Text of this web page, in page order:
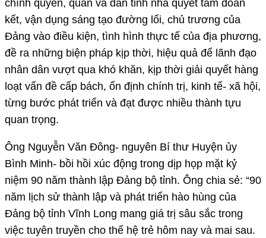
chính quyền, quân và dân tỉnh nhà quyết tâm đoàn
kết, vận dụng sáng tạo đường lối, chủ trương của
Đảng vào điều kiện, tình hình thực tế của địa phương,
đề ra những biện pháp kịp thời, hiệu quả để lãnh đạo
nhân dân vượt qua khó khăn, kịp thời giải quyết hàng
loạt vấn đề cấp bách, ổn định chính trị, kinh tế- xã hội,
từng bước phát triển và đạt được nhiều thành tựu
quan trọng.
Ông Nguyễn Văn Đông- nguyên Bí thư Huyện ủy
Bình Minh- bồi hồi xúc động trong dịp họp mặt kỷ
niệm 90 năm thành lập Đảng bộ tỉnh. Ông chia sẻ: “90
năm lịch sử thành lập và phát triển hào hùng của
Đảng bộ tỉnh Vĩnh Long mang giá trị sâu sắc trong
việc tuyên truyền cho thế hệ trẻ hôm nay và mai sau.